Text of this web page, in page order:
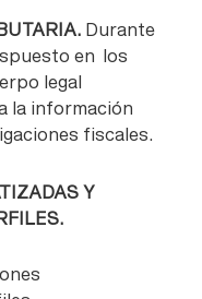
Durante
en los
legal
la información
fiscales.
Y